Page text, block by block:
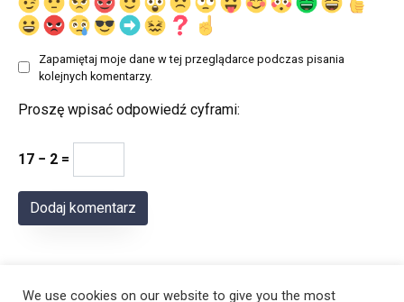
Zapamiętaj moje dane w tej przeglądarce podczas pisania
kolejnych komentarzy.
Proszę wpisać odpowiedź cyframi:
17 − 2 =
We use cookies on our website to give you the most